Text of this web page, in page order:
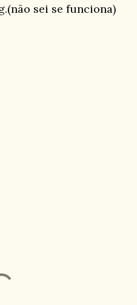
.(não sei se funciona)